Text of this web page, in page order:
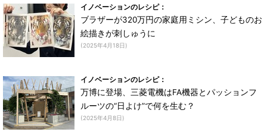
イノベーションのレシピ：
ブラザーが320万円の家庭用ミシン、子どものお
絵描きが刺しゅうに
(2025年4月18日)
イノベーションのレシピ：
万博に登場、三菱電機はFA機器とパッションフ
ルーツの“日よけ”で何を生む？
(2025年4月8日)